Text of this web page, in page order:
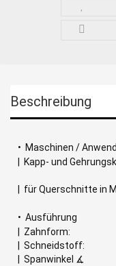
Beschreibung
• Maschinen /
| Kapp- und
| für Querschnitte in
• Ausführung
| Zahnform:
| Schneidstoff:
| Spanwinkel ∡